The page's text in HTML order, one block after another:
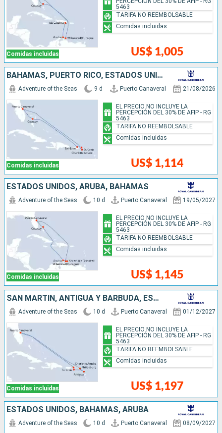
Comidas incluidas US$ 1,005
5463
TARIFA NO REEMBOLSABLE
Comidas incluidas
BAHAMAS, PUERTO RICO, ESTADOS UNIDOS
Comidas incluidas
Adventure of the Seas 9 d Puerto Canaveral 21/08/2026
US$ 1,114
EL PRECIO NO INCLUYE LA
PERCEPCIÓN DEL 30% DE AFIP - RG
5463
TARIFA NO REEMBOLSABLE
Comidas incluidas
ESTADOS UNIDOS, ARUBA, BAHAMAS
Comidas incluidas
Adventure of the Seas 10 d Puerto Canaveral 19/05/2027
US$ 1,145
EL PRECIO NO INCLUYE LA
PERCEPCIÓN DEL 30% DE AFIP - RG
5463
TARIFA NO REEMBOLSABLE
Comidas incluidas
SAN MARTÍN, ANTIGUA Y BARBUDA, ESTADOS UNIDOS
Comidas incluidas
Adventure of the Seas 10 d Puerto Canaveral 01/12/2027
US$ 1,197
EL PRECIO NO INCLUYE LA
PERCEPCIÓN DEL 30% DE AFIP - RG
5463
TARIFA NO REEMBOLSABLE
Comidas incluidas
ESTADOS UNIDOS, BAHAMAS, ARUBA
Adventure of the Seas 10 d Puerto Canaveral 08/09/2027